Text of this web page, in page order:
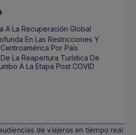
de viajeros en tiempo real
A La Recuperación Global
En Las Restricciones Y
Por País
La Reapertura Turística De
A La Etapa Post COVID